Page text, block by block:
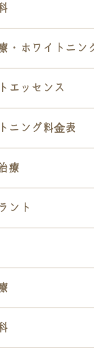
・ホワイトニン
エッセンス
ニング料金表
療
ント